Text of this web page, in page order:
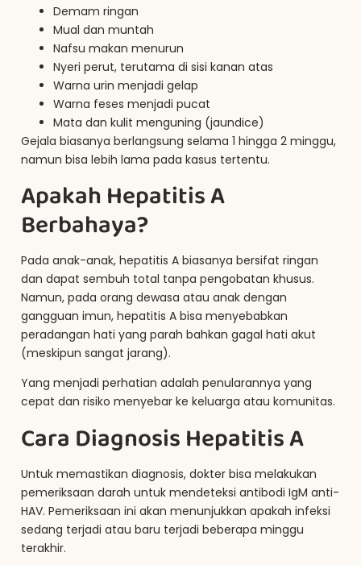
Demam ringan
Mual dan muntah
Nafsu makan menurun
Nyeri perut, terutama di sisi kanan atas
Warna urin menjadi gelap
Warna feses menjadi pucat
Mata dan kulit menguning (jaundice)
Gejala biasanya berlangsung selama 1 hingga 2 minggu,
namun bisa lebih lama pada kasus tertentu.
Apakah Hepatitis A
Berbahaya?
Pada anak-anak, hepatitis A biasanya bersifat ringan
dan dapat sembuh total tanpa pengobatan khusus.
Namun, pada orang dewasa atau anak dengan
gangguan imun, hepatitis A bisa menyebabkan
peradangan hati yang parah bahkan gagal hati akut
(meskipun sangat jarang).
Yang menjadi perhatian adalah penularannya yang
cepat dan risiko menyebar ke keluarga atau komunitas.
Cara Diagnosis Hepatitis A
Untuk memastikan diagnosis, dokter bisa melakukan
pemeriksaan darah untuk mendeteksi antibodi IgM anti-
HAV. Pemeriksaan ini akan menunjukkan apakah infeksi
sedang terjadi atau baru terjadi beberapa minggu
terakhir.